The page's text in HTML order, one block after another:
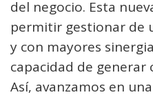
del negocio. Esta
permitir gestionar de
y con mayores
capacidad de generar
Así, avanzamos en